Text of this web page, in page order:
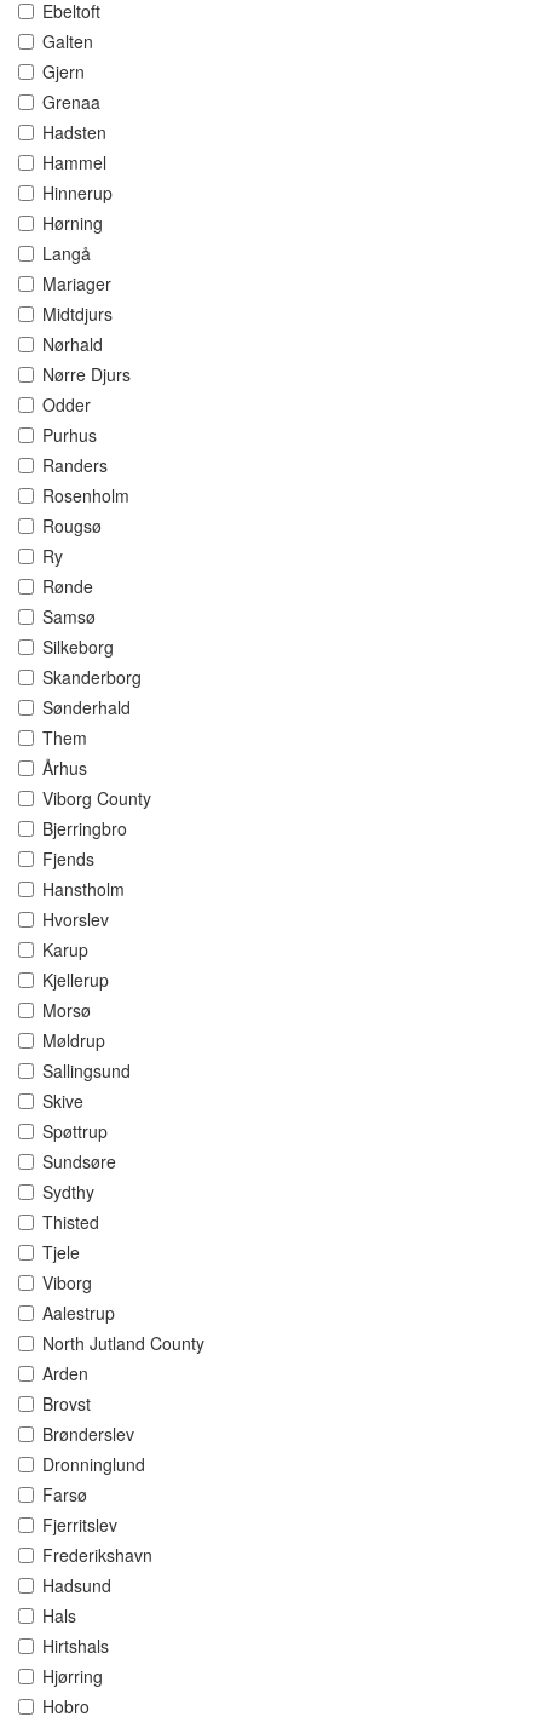
Ebeltoft
Galten
Gjern
Grenaa
Hadsten
Hammel
Hinnerup
Hørning
Langå
Mariager
Midtdjurs
Nørhald
Nørre Djurs
Odder
Purhus
Randers
Rosenholm
Rougsø
Ry
Rønde
Samsø
Silkeborg
Skanderborg
Sønderhald
Them
Århus
Viborg County
Bjerringbro
Fjends
Hanstholm
Hvorslev
Karup
Kjellerup
Morsø
Møldrup
Sallingsund
Skive
Spøttrup
Sundsøre
Sydthy
Thisted
Tjele
Viborg
Aalestrup
North Jutland County
Arden
Brovst
Brønderslev
Dronninglund
Farsø
Fjerritslev
Frederikshavn
Hadsund
Hals
Hirtshals
Hjørring
Hobro